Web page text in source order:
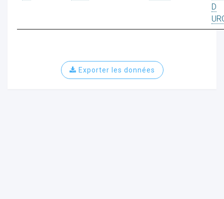
D
Exporter les données